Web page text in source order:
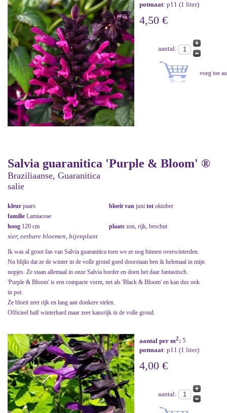
potmaat: p11 (1 liter)
4,50 €
aantal:
Salvia guaranitica 'Purple & Bloom' ®
Braziliaanse, Guaranitica
salie
kleur paars bloeit van juni tot oktober
familie Lamiaceae
hoog 120 cm plaats zon, rijk, beschut
sier, eetbare bloemen, bijenplant
Ik was al groot fan van Salvia guaranitica toen we ze nog binnen overwinterden.
Nu blijkt dat ze de winter in de volle grond goed doorstaan ben ik helemaal in mijn
nopjes. Ze staan allemaal in onze Salvia border en doen het daar fantastisch.
'Purple & Bloom' is een compacte vorm, net als 'Black & Bloom' en kan dus ook
in pot.
Ze bloeit zeer rijk en lang aan donkere stelen.
Officieel half winterhard maar zeer kansrijk in de volle grond.
aantal per m2: 5
potmaat: p11 (1 liter)
4,00 €
aantal: